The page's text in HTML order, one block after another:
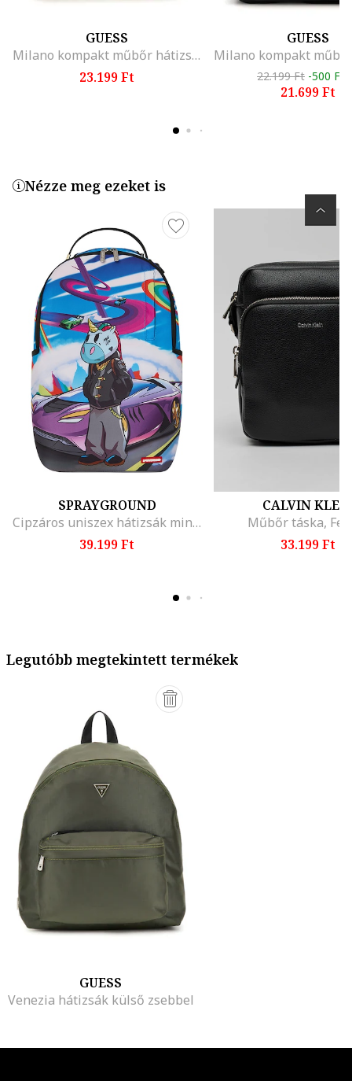
GUESS
Milano kompakt műbőr hátizsák, Sötétbarna
23.199 Ft
GUESS
22.199 Ft -500 Ft
21.699 Ft
Nézze meg ezeket is
SPRAYGROUND
Cipzáros uniszex hátizsák mintával, Lila/Törtfehér/Világoskék
39.199 Ft
CALVIN
Műbőr táska,
33.199 Ft
Legutóbb megtekintett termékek
GUESS
Venezia hátizsák külső zsebbel